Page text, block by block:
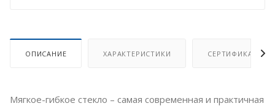
ОПИСАНИЕ ХАРАКТЕРИСТИКИ СЕРТИФИКАТ
Мягкое-гибкое стекло – самая современная и практичная